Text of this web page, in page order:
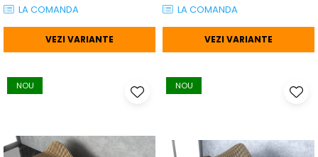
LA COMANDA
VEZI VARIANTE
LA COMANDA
VEZI VARIANTE
NOU NOU